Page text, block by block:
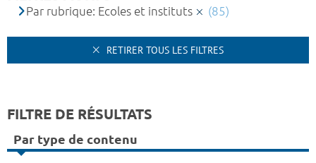
Par rubrique: Ecoles et instituts (85)
RETIRER TOUS LES FILTRES
FILTRE DE RÉSULTATS
Par type de contenu